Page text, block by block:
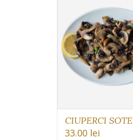
CIUPERCI SOTE
33.00 lei